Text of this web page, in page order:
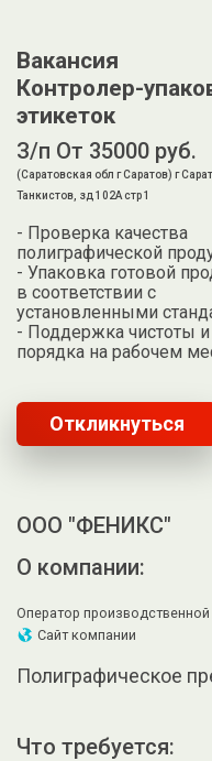
Вакансия
Контролер-
этикеток
З/п От 35000 руб.
(Саратовская обл г Саратов) г
Танкистов, зд 102А стр 1
- Проверка качества
полиграфической
- Упаковка готовой
в соответствии с
установленными
- Поддержка чистоты и
порядка на рабочем
Откликнуться
ООО "ФЕНИКС"
О компании:
Оператор
Сайт компании
Полиграфическое
Что требуется: